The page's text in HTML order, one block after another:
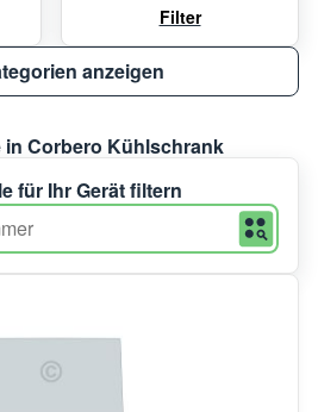
Filter
anzeigen
Corbero Kühlschrank
für Ihr Gerät filtern